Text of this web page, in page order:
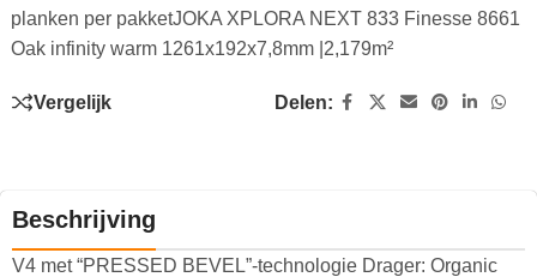
planken per pakketJOKA XPLORA NEXT 833 Finesse 8661
Oak infinity warm 1261x192x7,8mm |2,179m²
Vergelijk Delen:
Beschrijving
V4 met “PRESSED BEVEL”-technologie Drager: Organic